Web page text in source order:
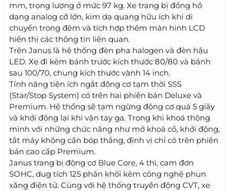
mm, trọng lượng ở mức 97 kg. Xe trang bị đồng hồ
dạng analog cỡ lớn, kim dạ quang hữu ích khi di
chuyển trong đêm và tích hợp thêm màn hình LCD
hiển thị các thông tin liên quan.
Trên Janus là hệ thống đèn pha halogen và đèn hậu
LED. Xe đi kèm bánh trước kích thước 80/80 và bánh
sau 100/70, chung kích thước vành 14 inch.
Tính năng tiện ích ngắt động cơ tạm thời SSS
(Star/Stop System) có trên hai phiên bản Deluxe và
Premium. Hệ thống sẽ tạm ngừng động cơ quá 5 giây
và khởi động lại khi vặn tay ga. Trong khi khoá thông
minh với những chức năng như mở khoá cổ, khởi động,
tắt máy không cần bóp thắng, định vị chỉ có trên phiên
bản cao cấp Premium.
Janus trang bị động cơ Blue Core, 4 thì, cam đơn
SOHC, dug tích 125 phân khối kèm công nghệ phun
xăng điện tử. Cùng với hệ thống truyền động CVT, xe